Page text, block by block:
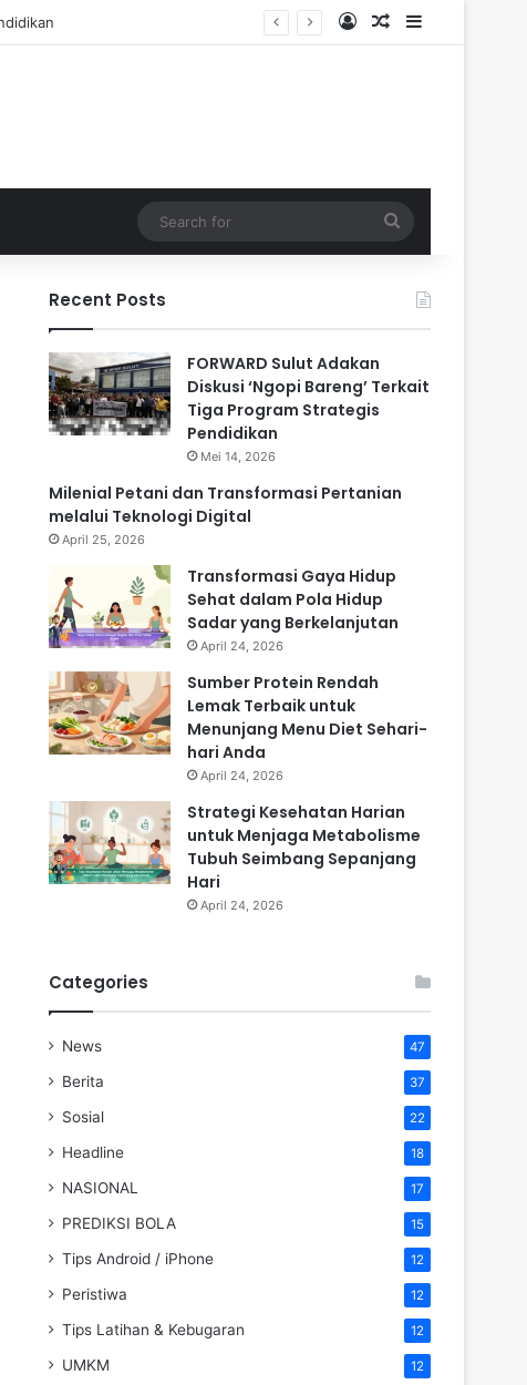
Log InRandom Article
Sidebar
for
Recent Posts
FORWARD Sulut Adakan
Diskusi ‘Ngopi Bareng’ Terkait
Tiga Program Strategis
Pendidikan
Mei 14, 2026
Milenial Petani dan Transformasi Pertanian
melalui Teknologi Digital
April 25, 2026
Transformasi Gaya Hidup
Sehat dalam Pola Hidup
Sadar yang Berkelanjutan
April 24, 2026
Sumber Protein Rendah
Lemak Terbaik untuk
Menunjang Menu Diet Sehari-
hari Anda
April 24, 2026
Strategi Kesehatan Harian
untuk Menjaga Metabolisme
Tubuh Seimbang Sepanjang
Hari
April 24, 2026
Categories
News 47
Berita 37
Sosial 22
Headline 18
NASIONAL 17
PREDIKSI BOLA 15
Tips Android / iPhone 12
Peristiwa 12
Tips Latihan & Kebugaran 12
UMKM 12